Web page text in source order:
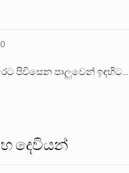
පිවිසෙන පාලුවෙන් ඉඳහිට…
දෙවියන්